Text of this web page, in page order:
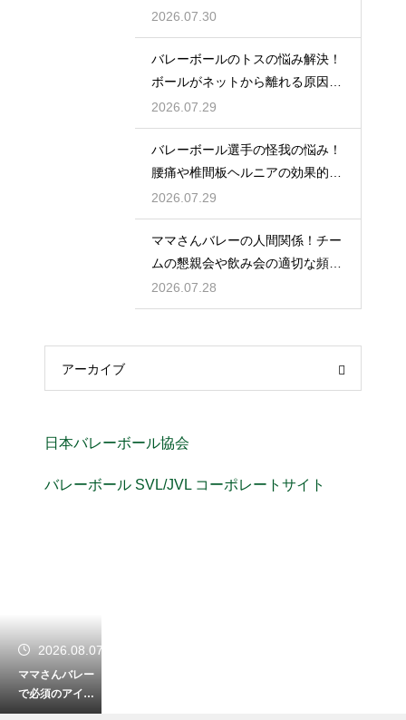
く角度
2026.07.30
バレーボールのトスの悩み解決！
ボールがネットから離れる原因と
改善策
2026.07.29
バレーボール選手の怪我の悩み！
腰痛や椎間板ヘルニアの効果的な
予防策
2026.07.29
ママさんバレーの人間関係！チー
ムの懇親会や飲み会の適切な頻度
とは
2026.07.28
アーカイブ
日本バレーボール協会
バレーボール SVL/JVL コーポレートサイト
2026.08.07
ママさんバレー
で必須のアイテ
ム！怪我を防ぐ